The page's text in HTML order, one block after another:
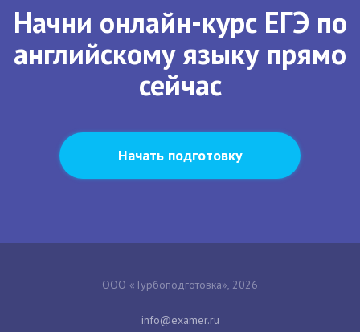
Начни онлайн-курс ЕГЭ по
английскому языку прямо
сейчас
Начать подготовку
ООО «Турбоподготовка», 2026